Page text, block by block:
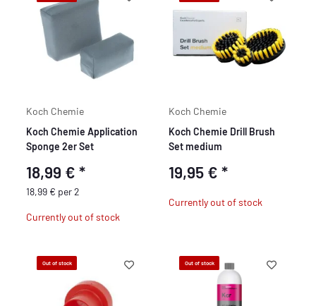
Koch Chemie
Koch Chemie Application
Sponge 2er Set
18,99 €*
18,99 € per 2
Currently out of stock
Koch Chemie
Koch Chemie Drill Brush
Set medium
19,95 € *
Currently out of stock
Out of stock Out of stock